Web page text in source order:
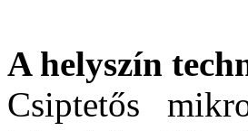
A helyszín
Csiptetős